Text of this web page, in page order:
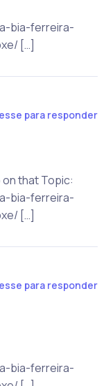
bia-ferreira-
[…]
para responder
that Topic:
bia-ferreira-
[…]
para responder
bia-ferreira-